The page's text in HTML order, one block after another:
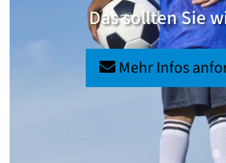
Das sollten Sie
Mehr Infos